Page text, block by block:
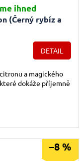
(Černý rybíz a
ihned
DETAIL
a magického
dokáže příjemně
–8 %